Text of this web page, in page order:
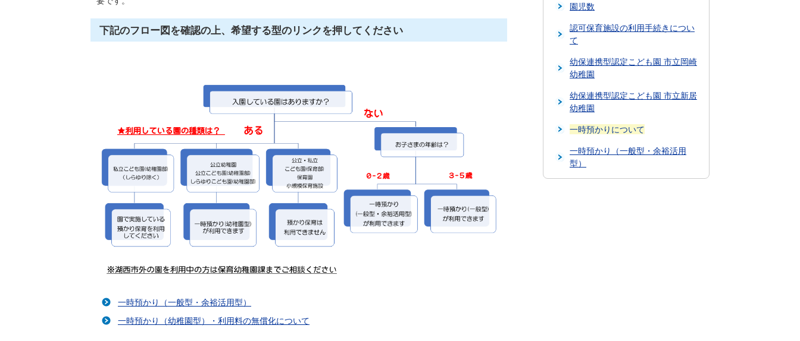
下記のフロー図を確認の上、希望する型のリンクを押してください
一時預かり（一般型・余裕活用型）
一時預かり（幼稚園型）・利用料の無償化について
園児数
認可保育施設の利用手続きについ
て
幼保連携型認定こども園 市立岡崎
幼稚園
幼保連携型認定こども園 市立新居
幼稚園
一時預かりについて
一時預かり（一般型・余裕活用
型）